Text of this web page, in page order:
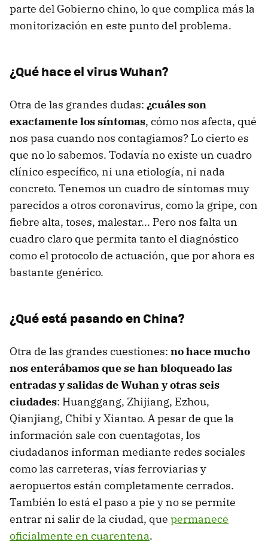
parte del Gobierno chino, lo que complica más la
monitorización en este punto del problema.
¿Qué hace el virus Wuhan?
Otra de las grandes dudas: ¿cuáles son
exactamente los síntomas, cómo nos afecta, qué
nos pasa cuando nos contagiamos? Lo cierto es
que no lo sabemos. Todavía no existe un cuadro
clínico específico, ni una etiología, ni nada
concreto. Tenemos un cuadro de síntomas muy
parecidos a otros coronavirus, como la gripe, con
fiebre alta, toses, malestar... Pero nos falta un
cuadro claro que permita tanto el diagnóstico
como el protocolo de actuación, que por ahora es
bastante genérico.
¿Qué está pasando en China?
Otra de las grandes cuestiones: no hace mucho
nos enterábamos que se han bloqueado las
entradas y salidas de Wuhan y otras seis
ciudades: Huanggang, Zhijiang, Ezhou,
Qianjiang, Chibi y Xiantao. A pesar de que la
información sale con cuentagotas, los
ciudadanos informan mediante redes sociales
como las carreteras, vías ferroviarias y
aeropuertos están completamente cerrados.
También lo está el paso a pie y no se permite
entrar ni salir de la ciudad, que permanece
oficialmente en cuarentena.